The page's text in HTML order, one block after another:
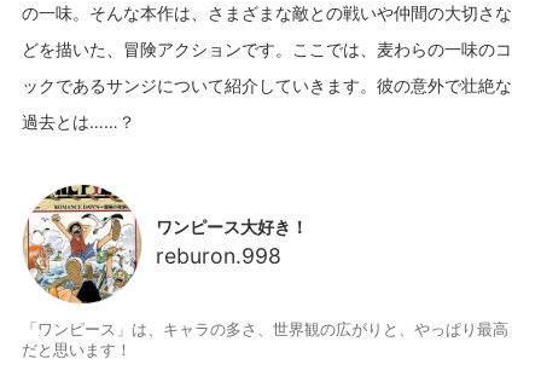
の一味。そんな本作は、さまざまな敵との戦いや仲間の大切さな
どを描いた、冒険アクションです。ここでは、麦わらの一味のコ
ックであるサンジについて紹介していきます。彼の意外で壮絶な
ワンピース大好き！
reburon.998
「ワンピース」は、キャラの多さ、世界観の広がりと、やっぱり最高
だと思います！